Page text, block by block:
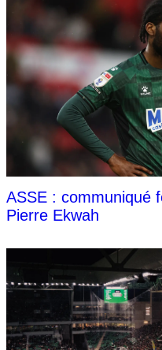
ASSE : communiqué
Pierre Ekwah